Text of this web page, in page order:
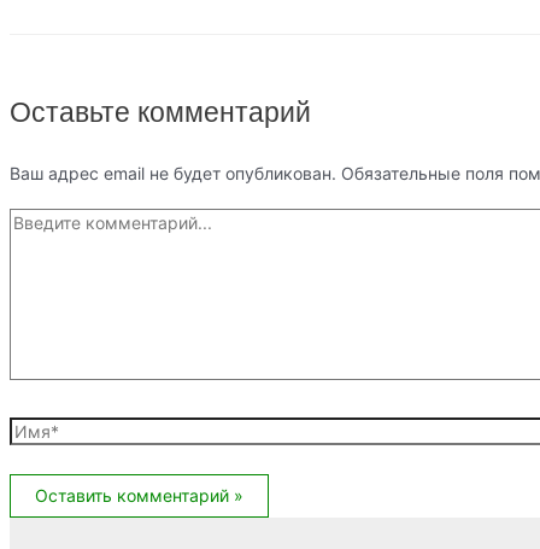
Оставьте комментарий
Ваш адрес email не будет опубликован. Обязательные поля
Введите
комментарий...
Имя*